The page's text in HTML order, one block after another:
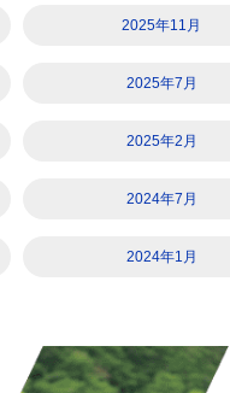
2025年11月
2025年7月
2025年2月
2024年7月
2024年1月